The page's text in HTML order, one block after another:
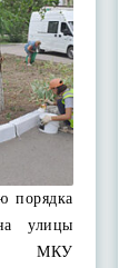
порядка
улицы
МКУ